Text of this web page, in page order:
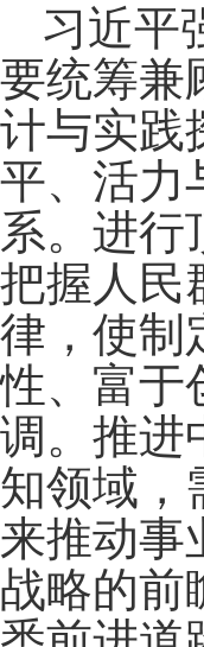
习近平
要统筹兼
计与实践
平、活力
系。进行
把握人民
律，使制
性、富于
调。推进
知领域，
来推动事
战略的前